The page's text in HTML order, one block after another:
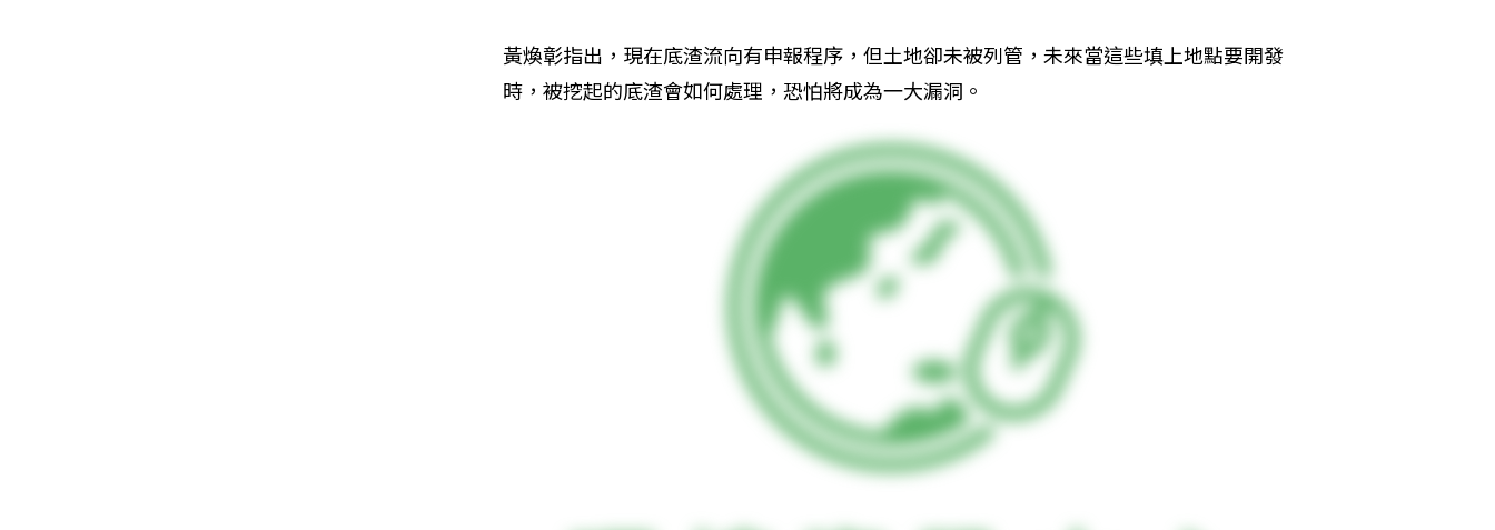
黃煥彰指出，現在底渣流向有申報程序，但土地卻未被列管，未來當這些填上地點要開發
時，被挖起的底渣會如何處理，恐怕將成為一大漏洞。